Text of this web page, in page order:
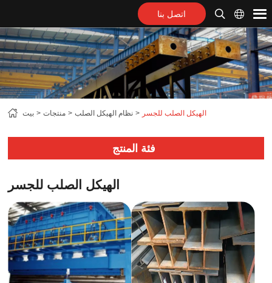
اتصل بنا
بيت منتجات نظام الهيكل الصلب الهيكل الصلب للجسر
فئة المنتج
الهيكل الصلب للجسر